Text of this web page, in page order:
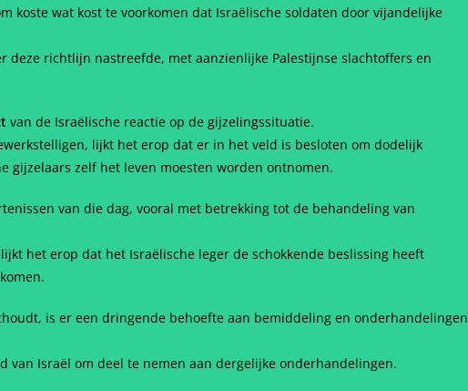
wat kost te voorkomen dat Israëlische soldaten door vijandelijke
richtlijn nastreefde, met aanzienlijke Palestijnse slachtoffers en
van de Israëlische reactie op de gijzelingssituatie.
lijkt het erop dat er in het veld is besloten om dodelijk
gijzelaars zelf het leven moesten worden ontnomen.
van die dag, vooral met betrekking tot de behandeling van
het erop dat het Israëlische leger de schokkende beslissing heeft
is er een dringende behoefte aan bemiddeling en onderhandelingen
Israël om deel te nemen aan dergelijke onderhandelingen.